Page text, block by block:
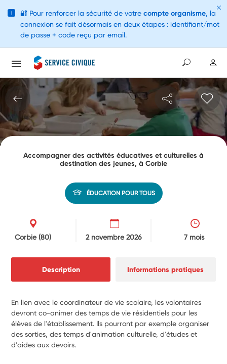
Accompagner des activités éducatives et culturelles à
destination des jeunes, à Corbie
ÉDUCATION POUR TOUS
Corbie(80) 2 novembre 2026 7 mois
Description Informations pratiques
En lien avec le coordinateur de vie scolaire, les volontaires
devront co-animer des temps de vie résidentiels pour les
élèves de l'établissement. Ils pourront par exemple organiser
des sorties, des temps d'animation culturelle, d'études et
d'aides aux devoirs.
i 🔐 Pour renforcer la sécurité de votre compte organisme, la
connexion se fait désormais en deux étapes : identifiant/mot
de passe + code reçu par email.